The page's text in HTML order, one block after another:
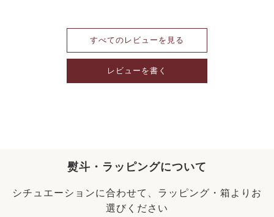
すべてのレビューを見る
レビューを書く
熨斗・ラッピングについて
シチュエーションに合わせて、ラッピング・箱よりお
選びください